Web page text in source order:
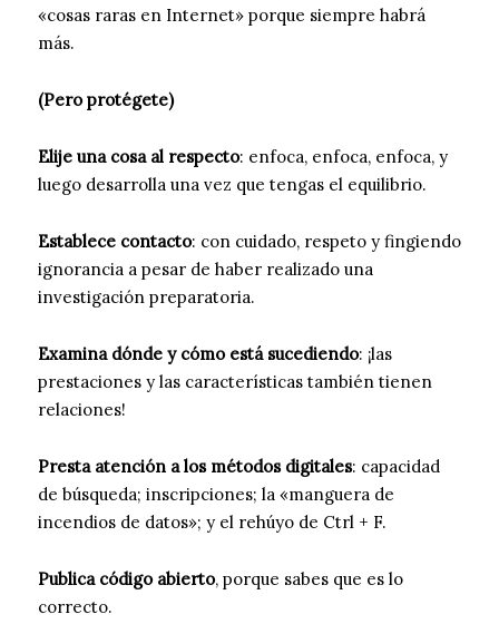
«cosas raras en Internet» porque siempre habrá
más.
(Pero protégete)
Elije una cosa al respecto: enfoca, enfoca, enfoca, y
luego desarrolla una vez que tengas el equilibrio.
Establece contacto: con cuidado, respeto y fingiendo
ignorancia a pesar de haber realizado una
investigación preparatoria.
Examina dónde y cómo está sucediendo: ¡las
prestaciones y las características también tienen
relaciones!
Presta atención a los métodos digitales: capacidad
de búsqueda; inscripciones; la «manguera de
incendios de datos»; y el rehúyo de Ctrl + F.
Publica código abierto, porque sabes que es lo
correcto.